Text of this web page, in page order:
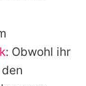
: Obwohl ihr